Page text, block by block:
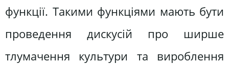
функції. Такими функціями мають бути
проведення дискусій про ширше
тлумачення культури та вироблення